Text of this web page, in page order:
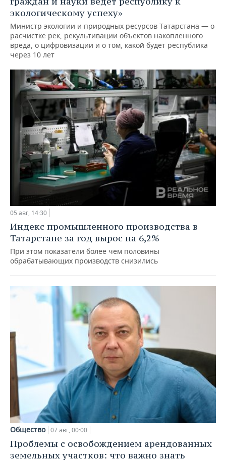
экологическому успеху»
Министр экологии и природных ресурсов Татарстана — о
расчистке рек, рекультивации объектов накопленного
вреда, о цифровизации и о том, какой будет республика
через 10 лет
05 авг, 14:30
Индекс промышленного производства в
Татарстане за год вырос на 6,2%
При этом показатели более чем половины
обрабатывающих производств снизились
Общество 07 авг, 00:00
Проблемы с освобождением арендованных
земельных участков: что важно знать